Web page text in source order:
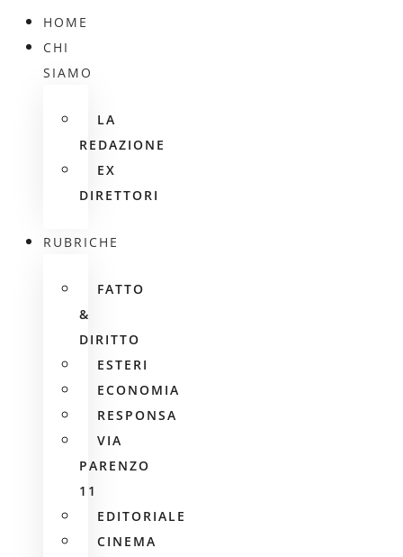
HOME
CHI
SIAMO
LA
REDAZIONE
EX
DIRETTORI
RUBRICHE
FATTO
&
DIRITTO
ESTERI
ECONOMIA
RESPONSA
VIA
PARENZO
11
EDITORIALE
CINEMA